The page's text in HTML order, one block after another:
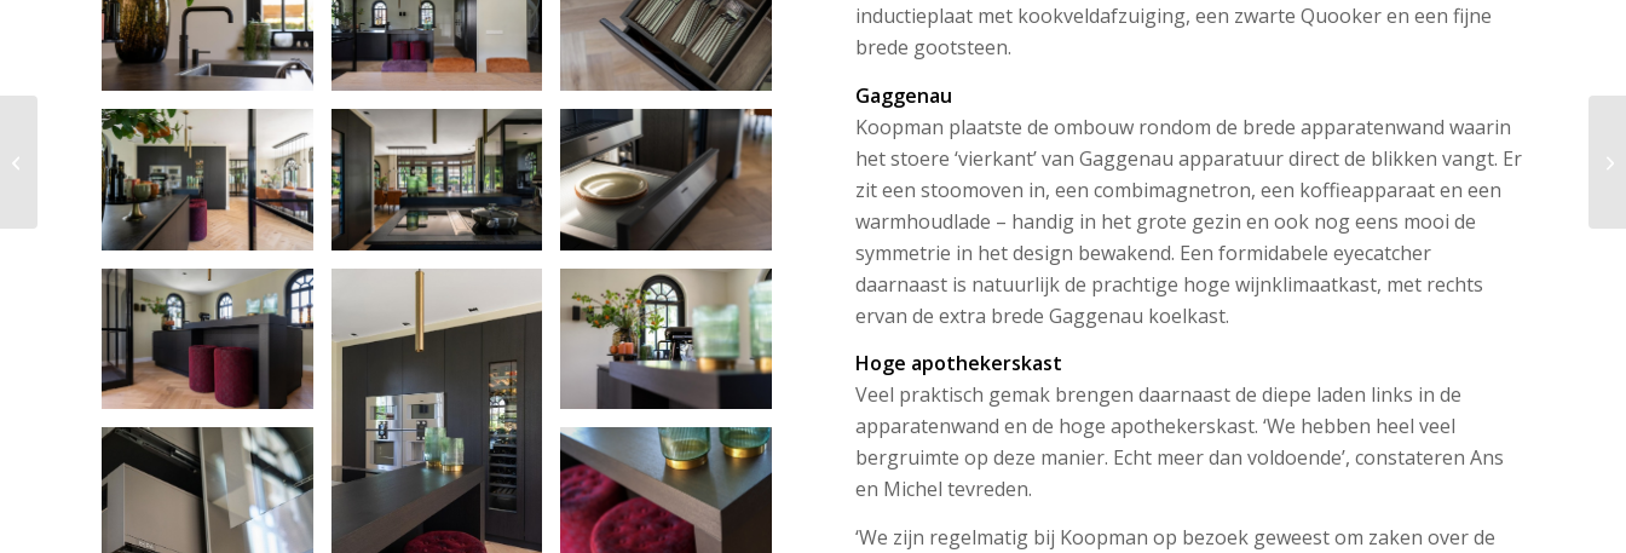
inductieplaat met kookveldafzuiging, een zwarte Quooker en een fijne
brede gootsteen.
Gaggenau
Koopman plaatste de ombouw rondom de brede apparatenwand waarin
het stoere ‘vierkant’ van Gaggenau apparatuur direct de blikken vangt. Er
zit een stoomoven in, een combimagnetron, een koffieapparaat en een
warmhoudlade – handig in het grote gezin en ook nog eens mooi de
symmetrie in het design bewakend. Een formidabele eyecatcher
daarnaast is natuurlijk de prachtige hoge wijnklimaatkast, met rechts
ervan de extra brede Gaggenau koelkast.
Hoge apothekerskast
Veel praktisch gemak brengen daarnaast de diepe laden links in de
apparatenwand en de hoge apothekerskast. ‘We hebben heel veel
bergruimte op deze manier. Echt meer dan voldoende’, constateren Ans
en Michel tevreden.
‘We zijn regelmatig bij Koopman op bezoek geweest om zaken over de
Monica en Derk